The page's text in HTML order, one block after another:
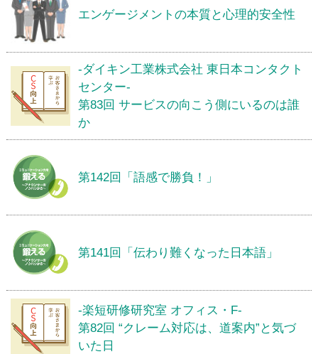
エンゲージメントの本質と心理的安全性
-ダイキン工業株式会社 東日本コンタクト
センター-
第83回 サービスの向こう側にいるのは誰
か
第142回「語感で勝負！」
第141回「伝わり難くなった日本語」
-楽短研修研究室 オフィス・F-
第82回 “クレーム対応は、道案内”と気づ
いた日